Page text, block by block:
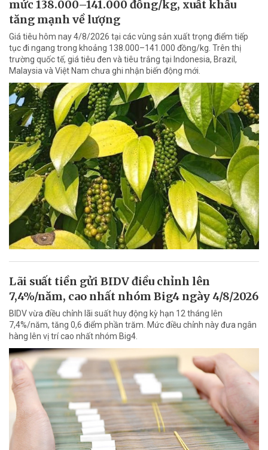
mức 138.000–141.000 đồng/kg, xuất khẩu
tăng mạnh về lượng
Giá tiêu hôm nay 4/8/2026 tại các vùng sản xuất trọng điểm tiếp
tục đi ngang trong khoảng 138.000–141.000 đồng/kg. Trên thị
trường quốc tế, giá tiêu đen và tiêu trắng tại Indonesia, Brazil,
Malaysia và Việt Nam chưa ghi nhận biến động mới.
Lãi suất tiền gửi BIDV điều chỉnh lên
7,4%/năm, cao nhất nhóm Big4 ngày 4/8/2026
BIDV vừa điều chỉnh lãi suất huy động kỳ hạn 12 tháng lên
7,4%/năm, tăng 0,6 điểm phần trăm. Mức điều chỉnh này đưa ngân
hàng lên vị trí cao nhất nhóm Big4.